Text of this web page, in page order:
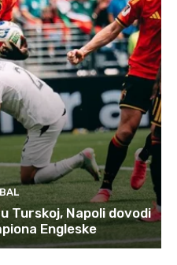
Turskoj, Napoli dovodi
Engleske